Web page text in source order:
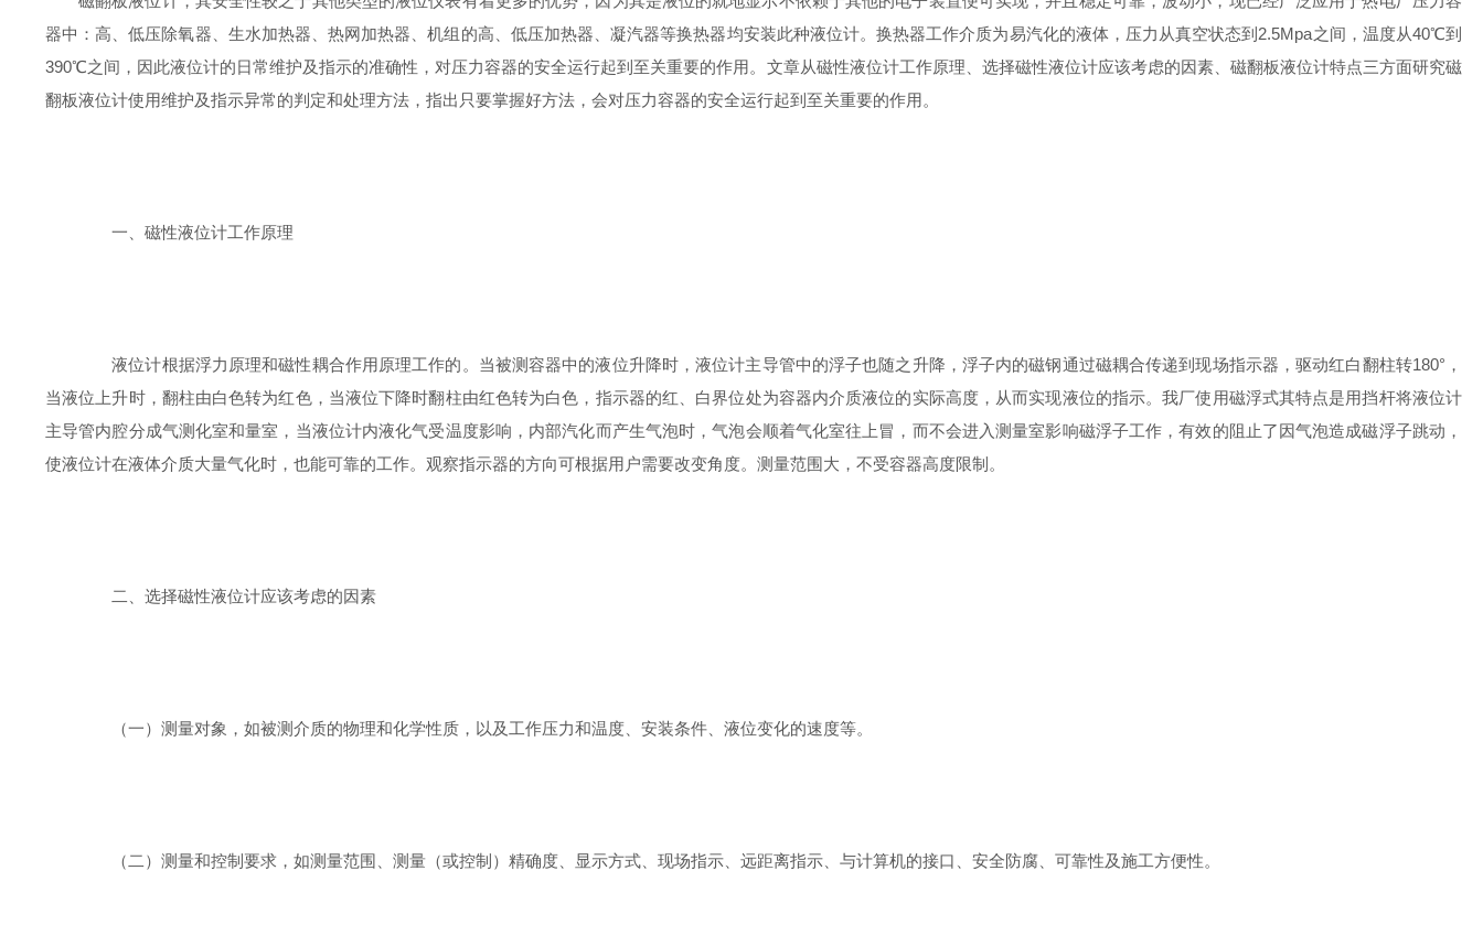
器中：高、低压除氧器、生水加热器、热网加热器、机组的高、低压加热器、凝汽器等换热器均安装此种液位计。换热器工作介质为易汽化的液体，压力从真空状态到2.5Mpa之间，温度从40℃到
390℃之间，因此液位计的日常维护及指示的准确性，对压力容器的安全运行起到至关重要的作用。文章从磁性液位计工作原理、选择磁性液位计应该考虑的因素、磁翻板液位计特点三方面研究磁
翻板液位计使用维护及指示异常的判定和处理方法，指出只要掌握好方法，会对压力容器的安全运行起到至关重要的作用。
一、磁性液位计工作原理
液位计根据浮力原理和磁性耦合作用原理工作的。当被测容器中的液位升降时，液位计主导管中的浮子也随之升降，浮子内的磁钢通过磁耦合传递到现场指示器，驱动红白翻柱转180°，
当液位上升时，翻柱由白色转为红色，当液位下降时翻柱由红色转为白色，指示器的红、白界位处为容器内介质液位的实际高度，从而实现液位的指示。我厂使用磁浮式其特点是用挡杆将液位计
主导管内腔分成气测化室和量室，当液位计内液化气受温度影响，内部汽化而产生气泡时，气泡会顺着气化室往上冒，而不会进入测量室影响磁浮子工作，有效的阻止了因气泡造成磁浮子跳动，
使液位计在液体介质大量气化时，也能可靠的工作。观察指示器的方向可根据用户需要改变角度。测量范围大，不受容器高度限制。
二、选择磁性液位计应该考虑的因素
（一）测量对象，如被测介质的物理和化学性质，以及工作压力和温度、安装条件、液位变化的速度等。
（二）测量和控制要求，如测量范围、测量（或控制）精确度、显示方式、现场指示、远距离指示、与计算机的接口、安全防腐、可靠性及施工方便性。